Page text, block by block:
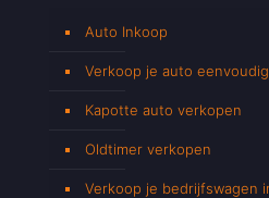
Auto Inkoop
Verkoop je auto
Kapotte auto verkopen
Oldtimer verkopen
Verkoop je bedrijfswagen